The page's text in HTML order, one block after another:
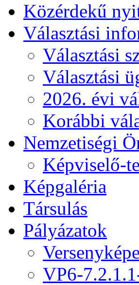
Közérdekű
Választási
Választási
Választási
2026. évi
Korábbi
Nemzetiségi
Képviselő-
Képgaléria
Társulás
Pályázatok
VP6-